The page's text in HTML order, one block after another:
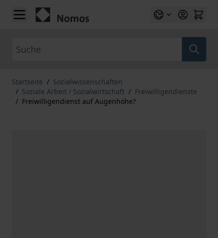
Zum Inhalt springen
Startseite / Sozialwissenschaften
/ Soziale Arbeit / Sozialwirtschaft / Freiwilligendienste
/ Freiwilligendienst auf Augenhöhe?